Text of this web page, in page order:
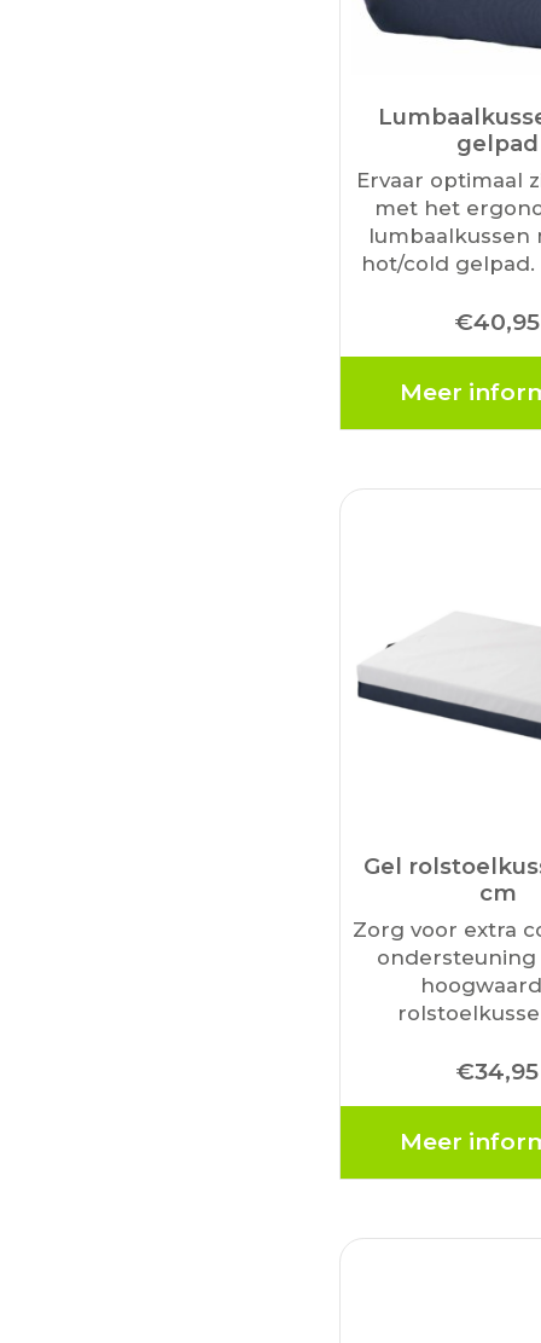
gelpad
Ervaar optimaal
met het
lumbaalkussen
hot/cold
of
Het
de natuurlijke
€40,95
Meer
Gel
cm
Zorg voor extra
hoogwaardige
langdurig
comfortabel
€34,95
Meer